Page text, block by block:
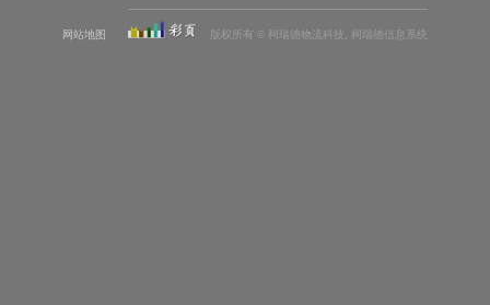
网站地图 版权所有 © 柯瑞德物流科技, 柯瑞德信息系统